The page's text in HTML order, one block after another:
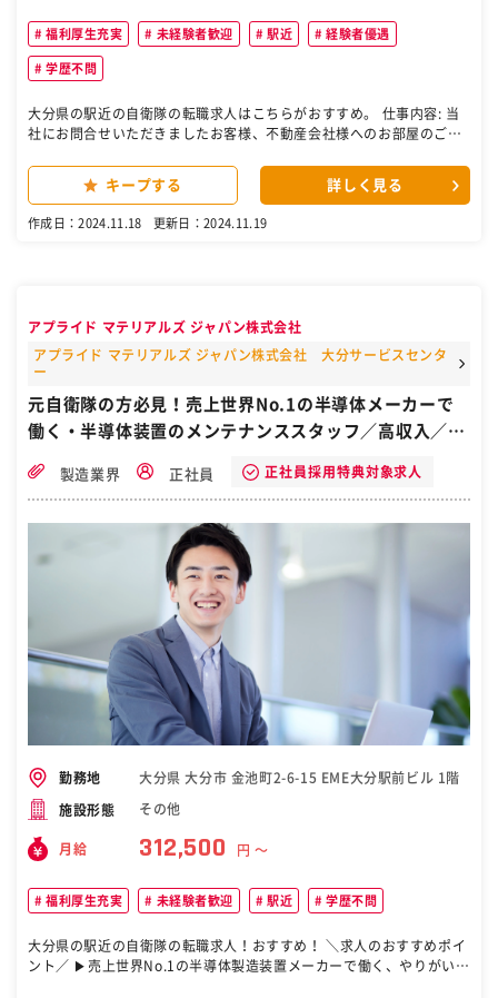
福利厚生充実 未経験者歓迎 駅近 経験者優遇
学歴不問
大分県の駅近の自衛隊の転職求人はこちらがおすすめ。 仕事内容: 当
社にお問合せいただきましたお客様、不動産会社様へのお部屋のご案
業務を行ってもらいます。 具体的にはご希望のお部屋の提案、お部屋
の室内案内、賃貸借契約書の作成、簡単な修繕、各種業者さんの手
配、解約立会、入居者様からの相談事項対応等です。 普通自動車運転
名（男性５名女性２名） 業界経験の長いスタッフが多いので、未経験
者からでも安心して経験を積めます。もちろん未経験者のスタッフも
バリバリ活躍中です。 業務に関する資格取得等、前向きなスタッフを
応援する仕組みがあります。 ［自衛隊・転職・求人］
キープする 詳しく見る
作成日：2024.11.18 更新日：2024.11.19
アプライド マテリアルズ ジャパン株式会社
アプライド マテリアルズ ジャパン株式会社 大分サービスセンタ
ー
元自衛隊の方必見！売上世界No.1の半導体メーカーで
働く・半導体装置のメンテナンススタッフ／高収入／未
大分県大分市
製造業界 正社員 正社員採用特典対象求人
勤務地 大分県 大分市 金池町2-6-15 EME大分駅前ビル 1階
施設形態 その他
月給 312,500 円 〜
福利厚生充実 未経験者歓迎 駅近 学歴不問
大分県の駅近の自衛隊の転職求人！おすすめ！ ＼求人のおすすめポイ
ント／ ▶売上世界No.1の半導体製造装置メーカーで働く、やりがいが